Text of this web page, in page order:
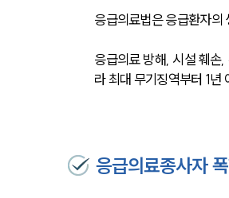
응급의료법은 응급환자의
응급의료 방해, 시설 훼손
라 최대 무기징역부터 1년
응급의료종사자